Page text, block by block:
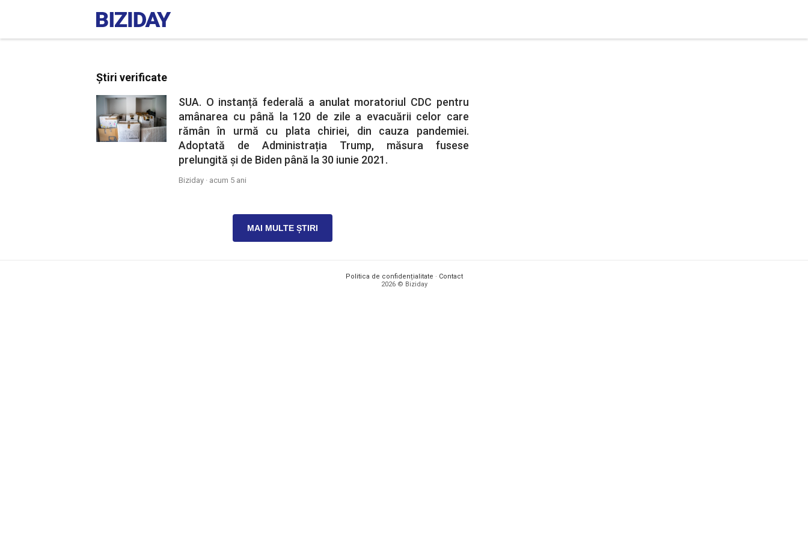
Știri verificate
SUA. O instanță federală a anulat moratoriul CDC pentru
amânarea cu până la 120 de zile a evacuării celor care
rămân în urmă cu plata chiriei, din cauza pandemiei.
Adoptată de Administrația Trump, măsura fusese
prelungită și de Biden până la 30 iunie 2021.
Biziday · acum 5 ani
MAI MULTE ȘTIRI
Politica de confidențialitate · Contact
2026 © Biziday